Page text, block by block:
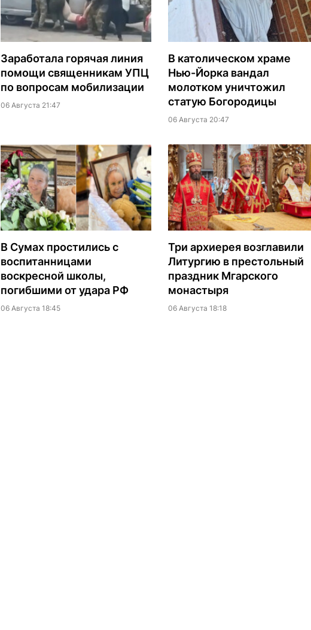
Заработала горячая линия
помощи священникам УПЦ
по вопросам мобилизации
06 Августа 21:47
В католическом храме
Нью-Йорка вандал
молотком уничтожил
статую Богородицы
06 Августа 20:47
В Сумах простились с
воспитанницами
воскресной школы,
погибшими от удара РФ
06 Августа 18:45
Три архиерея возглавили
Литургию в престольный
праздник Мгарского
монастыря
06 Августа 18:18